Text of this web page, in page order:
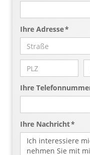
Ihre Adresse *
Ihre
Ihre Nachricht *